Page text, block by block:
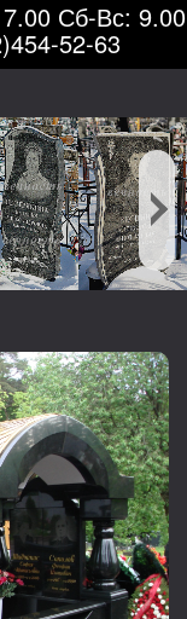
Сб-Вс: 9.00
52-63